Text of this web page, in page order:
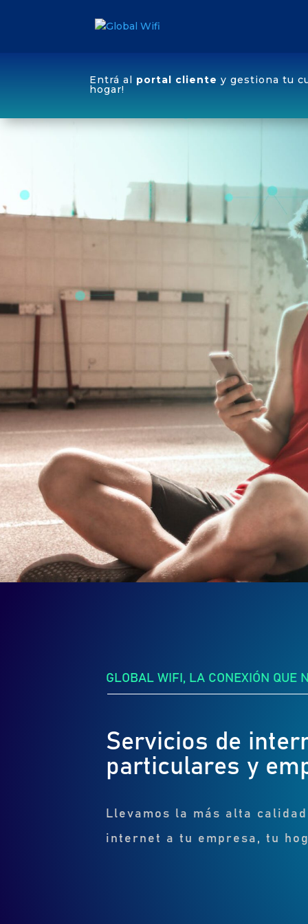
Entrá al portal cliente y gestiona tu
hogar!
GLOBAL WIFI, LA CONEXIÓN QUE
Servicios de
particulares y
Llevamos la más alta
internet a tu empresa, tu